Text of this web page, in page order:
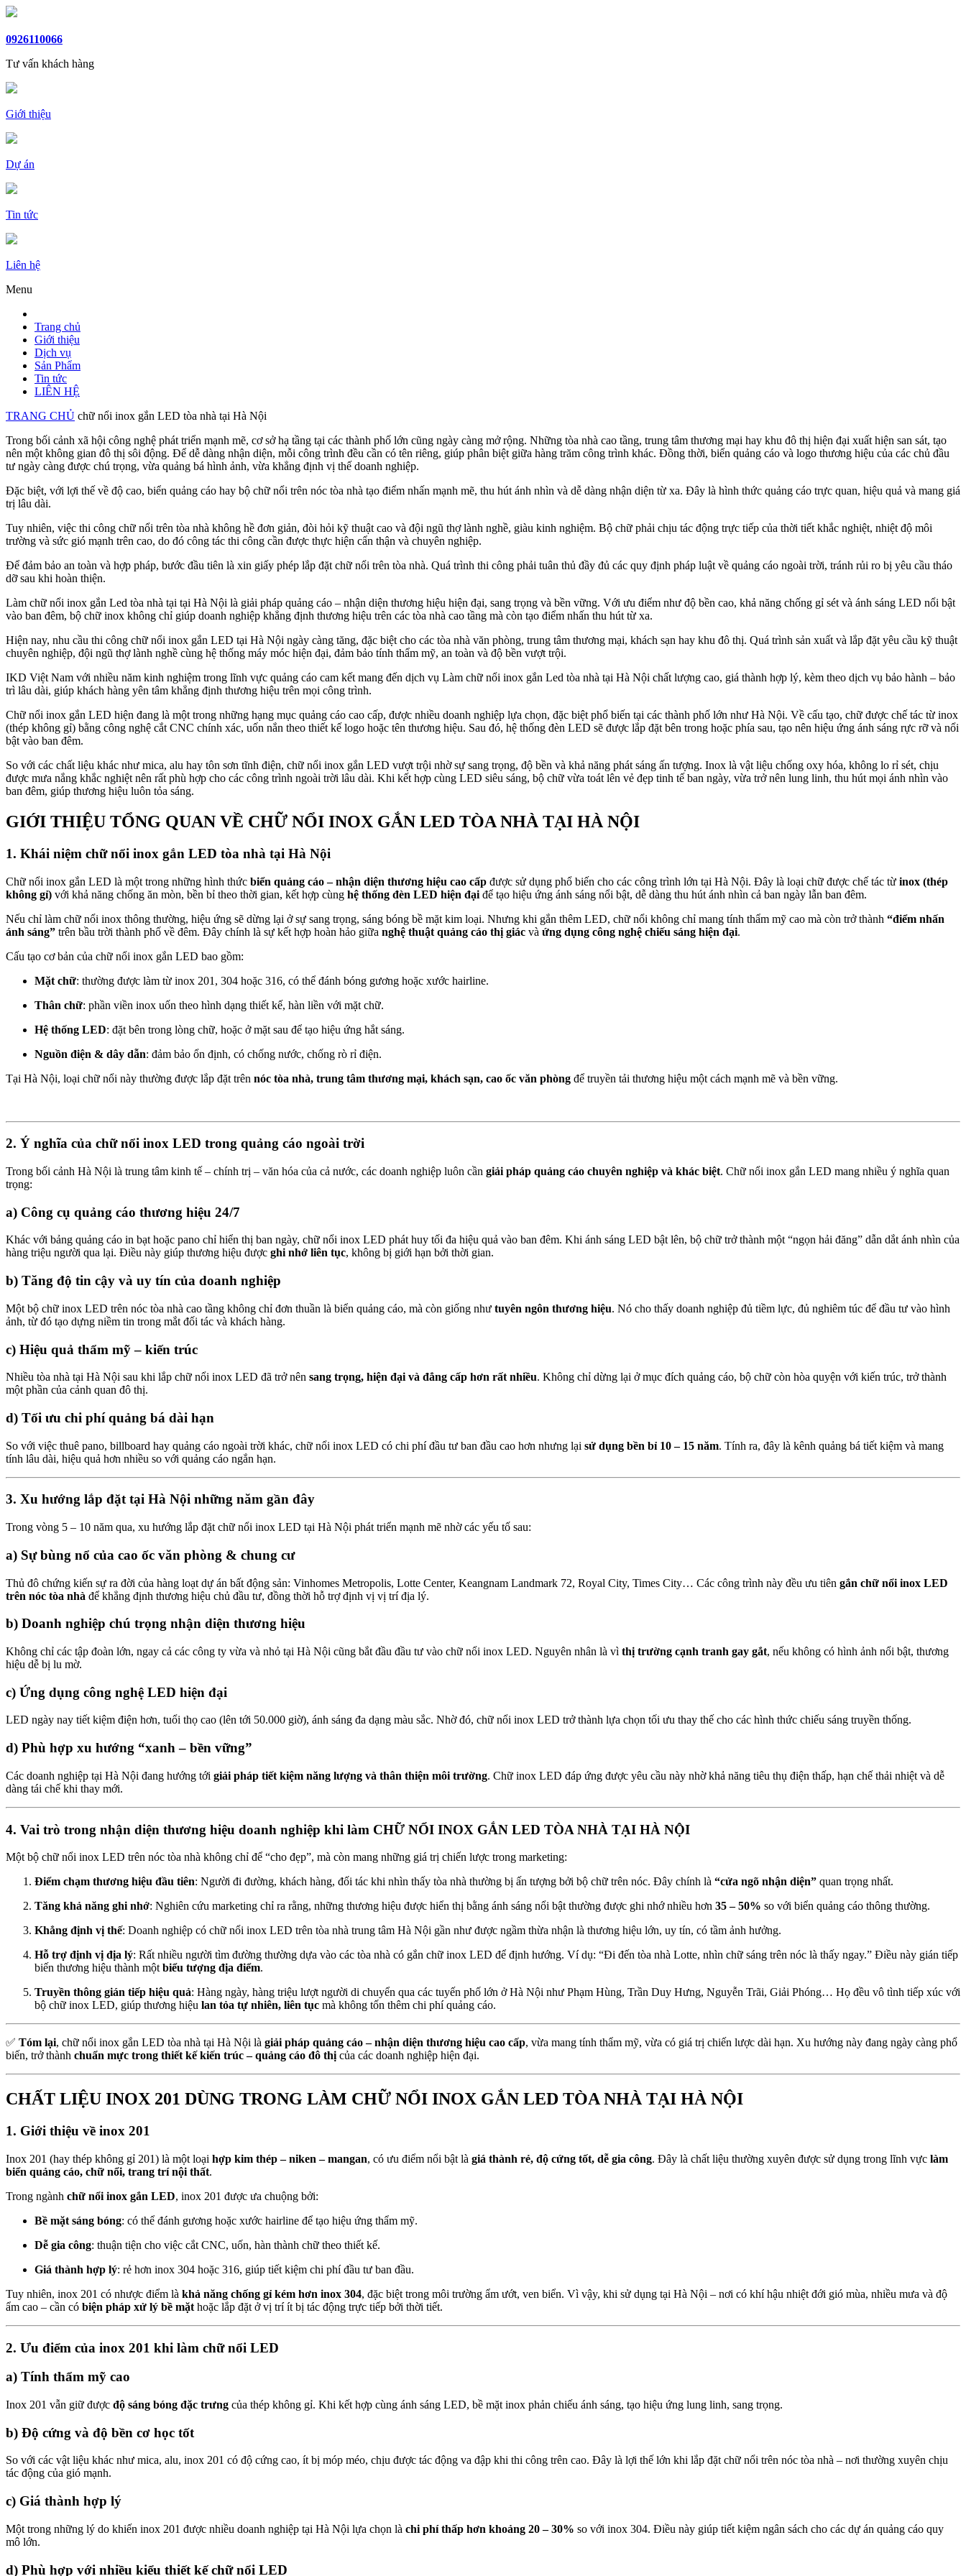
0926110066
Tư vấn khách hàng
Giới thiệu
Dự án
Tin tức
Liên hệ
Menu
Trang chủ
Giới thiệu
Dịch vụ
Sản Phẩm
Tin tức
LIÊN HỆ
TRANG CHỦ chữ nổi inox gắn LED tòa nhà tại Hà Nội
Trong bối cảnh xã hội công nghệ phát triển mạnh mẽ, cơ sở hạ tầng tại các thành phố lớn cũng ngày càng mở rộng. Những tòa nhà cao tầng, trung tâm thương mại hay khu đô thị hiện đại xuất hiện san sát, tạo
nên một không gian đô thị sôi động. Để dễ dàng nhận diện, mỗi công trình đều cần có tên riêng, giúp phân biệt giữa hàng trăm công trình khác. Đồng thời, biển quảng cáo và logo thương hiệu của các chủ đầu
tư ngày càng được chú trọng, vừa quảng bá hình ảnh, vừa khẳng định vị thế doanh nghiệp.
Đặc biệt, với lợi thế về độ cao, biển quảng cáo hay bộ chữ nổi trên nóc tòa nhà tạo điểm nhấn mạnh mẽ, thu hút ánh nhìn và dễ dàng nhận diện từ xa. Đây là hình thức quảng cáo trực quan, hiệu quả và mang giá
trị lâu dài.
Tuy nhiên, việc thi công chữ nổi trên tòa nhà không hề đơn giản, đòi hỏi kỹ thuật cao và đội ngũ thợ lành nghề, giàu kinh nghiệm. Bộ chữ phải chịu tác động trực tiếp của thời tiết khắc nghiệt, nhiệt độ môi
trường và sức gió mạnh trên cao, do đó công tác thi công cần được thực hiện cẩn thận và chuyên nghiệp.
Để đảm bảo an toàn và hợp pháp, bước đầu tiên là xin giấy phép lắp đặt chữ nổi trên tòa nhà. Quá trình thi công phải tuân thủ đầy đủ các quy định pháp luật về quảng cáo ngoài trời, tránh rủi ro bị yêu cầu tháo
dỡ sau khi hoàn thiện.
Làm chữ nổi inox gắn Led tòa nhà tại tại Hà Nội là giải pháp quảng cáo – nhận diện thương hiệu hiện đại, sang trọng và bền vững. Với ưu điểm như độ bền cao, khả năng chống gỉ sét và ánh sáng LED nổi bật
vào ban đêm, bộ chữ inox không chỉ giúp doanh nghiệp khẳng định thương hiệu trên các tòa nhà cao tầng mà còn tạo điểm nhấn thu hút từ xa.
Hiện nay, nhu cầu thi công chữ nổi inox gắn LED tại Hà Nội ngày càng tăng, đặc biệt cho các tòa nhà văn phòng, trung tâm thương mại, khách sạn hay khu đô thị. Quá trình sản xuất và lắp đặt yêu cầu kỹ thuật
chuyên nghiệp, đội ngũ thợ lành nghề cùng hệ thống máy móc hiện đại, đảm bảo tính thẩm mỹ, an toàn và độ bền vượt trội.
IKD Việt Nam với nhiều năm kinh nghiệm trong lĩnh vực quảng cáo cam kết mang đến dịch vụ Làm chữ nổi inox gắn Led tòa nhà tại Hà Nội chất lượng cao, giá thành hợp lý, kèm theo dịch vụ bảo hành – bảo
trì lâu dài, giúp khách hàng yên tâm khẳng định thương hiệu trên mọi công trình.
Chữ nổi inox gắn LED hiện đang là một trong những hạng mục quảng cáo cao cấp, được nhiều doanh nghiệp lựa chọn, đặc biệt phổ biến tại các thành phố lớn như Hà Nội. Về cấu tạo, chữ được chế tác từ inox
(thép không gỉ) bằng công nghệ cắt CNC chính xác, uốn nắn theo thiết kế logo hoặc tên thương hiệu. Sau đó, hệ thống đèn LED sẽ được lắp đặt bên trong hoặc phía sau, tạo nên hiệu ứng ánh sáng rực rỡ và nổi
bật vào ban đêm.
So với các chất liệu khác như mica, alu hay tôn sơn tĩnh điện, chữ nổi inox gắn LED vượt trội nhờ sự sang trọng, độ bền và khả năng phát sáng ấn tượng. Inox là vật liệu chống oxy hóa, không lo rỉ sét, chịu
được mưa nắng khắc nghiệt nên rất phù hợp cho các công trình ngoài trời lâu dài. Khi kết hợp cùng LED siêu sáng, bộ chữ vừa toát lên vẻ đẹp tinh tế ban ngày, vừa trở nên lung linh, thu hút mọi ánh nhìn vào
ban đêm, giúp thương hiệu luôn tỏa sáng.
GIỚI THIỆU TỔNG QUAN VỀ CHỮ NỔI INOX GẮN LED TÒA NHÀ TẠI HÀ NỘI
1. Khái niệm chữ nổi inox gắn LED tòa nhà tại Hà Nội
Chữ nổi inox gắn LED là một trong những hình thức biển quảng cáo – nhận diện thương hiệu cao cấp được sử dụng phổ biến cho các công trình lớn tại Hà Nội. Đây là loại chữ được chế tác từ inox (thép
không gỉ) với khả năng chống ăn mòn, bền bỉ theo thời gian, kết hợp cùng hệ thống đèn LED hiện đại để tạo hiệu ứng ánh sáng nổi bật, dễ dàng thu hút ánh nhìn cả ban ngày lẫn ban đêm.
Nếu chỉ làm chữ nổi inox thông thường, hiệu ứng sẽ dừng lại ở sự sang trọng, sáng bóng bề mặt kim loại. Nhưng khi gắn thêm LED, chữ nổi không chỉ mang tính thẩm mỹ cao mà còn trở thành “điểm nhấn
ánh sáng” trên bầu trời thành phố về đêm. Đây chính là sự kết hợp hoàn hảo giữa nghệ thuật quảng cáo thị giác và ứng dụng công nghệ chiếu sáng hiện đại.
Cấu tạo cơ bản của chữ nổi inox gắn LED bao gồm:
Mặt chữ: thường được làm từ inox 201, 304 hoặc 316, có thể đánh bóng gương hoặc xước hairline.
Thân chữ: phần viền inox uốn theo hình dạng thiết kế, hàn liền với mặt chữ.
Hệ thống LED: đặt bên trong lòng chữ, hoặc ở mặt sau để tạo hiệu ứng hắt sáng.
Nguồn điện & dây dẫn: đảm bảo ổn định, có chống nước, chống rò rỉ điện.
Tại Hà Nội, loại chữ nổi này thường được lắp đặt trên nóc tòa nhà, trung tâm thương mại, khách sạn, cao ốc văn phòng để truyền tải thương hiệu một cách mạnh mẽ và bền vững.
2. Ý nghĩa của chữ nổi inox LED trong quảng cáo ngoài trời
Trong bối cảnh Hà Nội là trung tâm kinh tế – chính trị – văn hóa của cả nước, các doanh nghiệp luôn cần giải pháp quảng cáo chuyên nghiệp và khác biệt. Chữ nổi inox gắn LED mang nhiều ý nghĩa quan
trọng:
a) Công cụ quảng cáo thương hiệu 24/7
Khác với bảng quảng cáo in bạt hoặc pano chỉ hiển thị ban ngày, chữ nổi inox LED phát huy tối đa hiệu quả vào ban đêm. Khi ánh sáng LED bật lên, bộ chữ trở thành một “ngọn hải đăng” dẫn dắt ánh nhìn của
hàng triệu người qua lại. Điều này giúp thương hiệu được ghi nhớ liên tục, không bị giới hạn bởi thời gian.
b) Tăng độ tin cậy và uy tín của doanh nghiệp
Một bộ chữ inox LED trên nóc tòa nhà cao tầng không chỉ đơn thuần là biển quảng cáo, mà còn giống như tuyên ngôn thương hiệu. Nó cho thấy doanh nghiệp đủ tiềm lực, đủ nghiêm túc để đầu tư vào hình
ảnh, từ đó tạo dựng niềm tin trong mắt đối tác và khách hàng.
c) Hiệu quả thẩm mỹ – kiến trúc
Nhiều tòa nhà tại Hà Nội sau khi lắp chữ nổi inox LED đã trở nên sang trọng, hiện đại và đẳng cấp hơn rất nhiều. Không chỉ dừng lại ở mục đích quảng cáo, bộ chữ còn hòa quyện với kiến trúc, trở thành
một phần của cảnh quan đô thị.
d) Tối ưu chi phí quảng bá dài hạn
So với việc thuê pano, billboard hay quảng cáo ngoài trời khác, chữ nổi inox LED có chi phí đầu tư ban đầu cao hơn nhưng lại sử dụng bền bỉ 10 – 15 năm. Tính ra, đây là kênh quảng bá tiết kiệm và mang
tính lâu dài, hiệu quả hơn nhiều so với quảng cáo ngắn hạn.
3. Xu hướng lắp đặt tại Hà Nội những năm gần đây
Trong vòng 5 – 10 năm qua, xu hướng lắp đặt chữ nổi inox LED tại Hà Nội phát triển mạnh mẽ nhờ các yếu tố sau:
a) Sự bùng nổ của cao ốc văn phòng & chung cư
Thủ đô chứng kiến sự ra đời của hàng loạt dự án bất động sản: Vinhomes Metropolis, Lotte Center, Keangnam Landmark 72, Royal City, Times City… Các công trình này đều ưu tiên gắn chữ nổi inox LED
trên nóc tòa nhà để khẳng định thương hiệu chủ đầu tư, đồng thời hỗ trợ định vị vị trí địa lý.
b) Doanh nghiệp chú trọng nhận diện thương hiệu
Không chỉ các tập đoàn lớn, ngay cả các công ty vừa và nhỏ tại Hà Nội cũng bắt đầu đầu tư vào chữ nổi inox LED. Nguyên nhân là vì thị trường cạnh tranh gay gắt, nếu không có hình ảnh nổi bật, thương
hiệu dễ bị lu mờ.
c) Ứng dụng công nghệ LED hiện đại
LED ngày nay tiết kiệm điện hơn, tuổi thọ cao (lên tới 50.000 giờ), ánh sáng đa dạng màu sắc. Nhờ đó, chữ nổi inox LED trở thành lựa chọn tối ưu thay thế cho các hình thức chiếu sáng truyền thống.
d) Phù hợp xu hướng “xanh – bền vững”
Các doanh nghiệp tại Hà Nội đang hướng tới giải pháp tiết kiệm năng lượng và thân thiện môi trường. Chữ inox LED đáp ứng được yêu cầu này nhờ khả năng tiêu thụ điện thấp, hạn chế thải nhiệt và dễ
dàng tái chế khi thay mới.
4. Vai trò trong nhận diện thương hiệu doanh nghiệp khi làm CHỮ NỔI INOX GẮN LED TÒA NHÀ TẠI HÀ NỘI
Một bộ chữ nổi inox LED trên nóc tòa nhà không chỉ để “cho đẹp”, mà còn mang những giá trị chiến lược trong marketing:
Điểm chạm thương hiệu đầu tiên: Người đi đường, khách hàng, đối tác khi nhìn thấy tòa nhà thường bị ấn tượng bởi bộ chữ trên nóc. Đây chính là “cửa ngõ nhận diện” quan trọng nhất.
Tăng khả năng ghi nhớ: Nghiên cứu marketing chỉ ra rằng, những thương hiệu được hiển thị bằng ánh sáng nổi bật thường được ghi nhớ nhiều hơn 35 – 50% so với biển quảng cáo thông thường.
Khẳng định vị thế: Doanh nghiệp có chữ nổi inox LED trên tòa nhà trung tâm Hà Nội gần như được ngầm thừa nhận là thương hiệu lớn, uy tín, có tầm ảnh hưởng.
Hỗ trợ định vị địa lý: Rất nhiều người tìm đường thường dựa vào các tòa nhà có gắn chữ inox LED để định hướng. Ví dụ: “Đi đến tòa nhà Lotte, nhìn chữ sáng trên nóc là thấy ngay.” Điều này gián tiếp
biến thương hiệu thành một biểu tượng địa điểm.
Truyền thông gián tiếp hiệu quả: Hàng ngày, hàng triệu lượt người di chuyển qua các tuyến phố lớn ở Hà Nội như Phạm Hùng, Trần Duy Hưng, Nguyễn Trãi, Giải Phóng… Họ đều vô tình tiếp xúc với
bộ chữ inox LED, giúp thương hiệu lan tỏa tự nhiên, liên tục mà không tốn thêm chi phí quảng cáo.
✅ Tóm lại, chữ nổi inox gắn LED tòa nhà tại Hà Nội là giải pháp quảng cáo – nhận diện thương hiệu cao cấp, vừa mang tính thẩm mỹ, vừa có giá trị chiến lược dài hạn. Xu hướng này đang ngày càng phổ
biến, trở thành chuẩn mực trong thiết kế kiến trúc – quảng cáo đô thị của các doanh nghiệp hiện đại.
CHẤT LIỆU INOX 201 DÙNG TRONG LÀM CHỮ NỔI INOX GẮN LED TÒA NHÀ TẠI HÀ NỘI
1. Giới thiệu về inox 201
Inox 201 (hay thép không gỉ 201) là một loại hợp kim thép – niken – mangan, có ưu điểm nổi bật là giá thành rẻ, độ cứng tốt, dễ gia công. Đây là chất liệu thường xuyên được sử dụng trong lĩnh vực làm
biển quảng cáo, chữ nổi, trang trí nội thất.
Trong ngành chữ nổi inox gắn LED, inox 201 được ưa chuộng bởi:
Bề mặt sáng bóng: có thể đánh gương hoặc xước hairline để tạo hiệu ứng thẩm mỹ.
Dễ gia công: thuận tiện cho việc cắt CNC, uốn, hàn thành chữ theo thiết kế.
Giá thành hợp lý: rẻ hơn inox 304 hoặc 316, giúp tiết kiệm chi phí đầu tư ban đầu.
Tuy nhiên, inox 201 có nhược điểm là khả năng chống gỉ kém hơn inox 304, đặc biệt trong môi trường ẩm ướt, ven biển. Vì vậy, khi sử dụng tại Hà Nội – nơi có khí hậu nhiệt đới gió mùa, nhiều mưa và độ
ẩm cao – cần có biện pháp xử lý bề mặt hoặc lắp đặt ở vị trí ít bị tác động trực tiếp bởi thời tiết.
2. Ưu điểm của inox 201 khi làm chữ nổi LED
a) Tính thẩm mỹ cao
Inox 201 vẫn giữ được độ sáng bóng đặc trưng của thép không gỉ. Khi kết hợp cùng ánh sáng LED, bề mặt inox phản chiếu ánh sáng, tạo hiệu ứng lung linh, sang trọng.
b) Độ cứng và độ bền cơ học tốt
So với các vật liệu khác như mica, alu, inox 201 có độ cứng cao, ít bị móp méo, chịu được tác động va đập khi thi công trên cao. Đây là lợi thế lớn khi lắp đặt chữ nổi trên nóc tòa nhà – nơi thường xuyên chịu
tác động của gió mạnh.
c) Giá thành hợp lý
Một trong những lý do khiến inox 201 được nhiều doanh nghiệp tại Hà Nội lựa chọn là chi phí thấp hơn khoảng 20 – 30% so với inox 304. Điều này giúp tiết kiệm ngân sách cho các dự án quảng cáo quy
mô lớn.
d) Phù hợp với nhiều kiểu thiết kế chữ nổi LED